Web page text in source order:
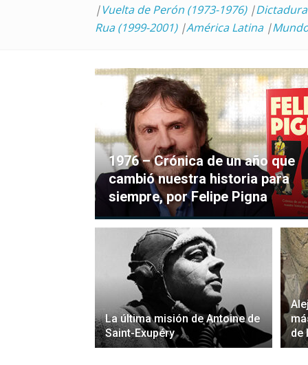
|Vuelta de Perón (1973-1976)|
Rua (1999-2001)|América Latina|
1976 – Crónica de un año que
cambió nuestra historia para
siempre, por Felipe Pigna
La última misión de Antoine de
Saint-Exupéry
de